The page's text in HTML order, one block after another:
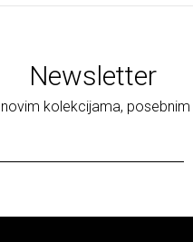
Newsletter
kolekcijama,